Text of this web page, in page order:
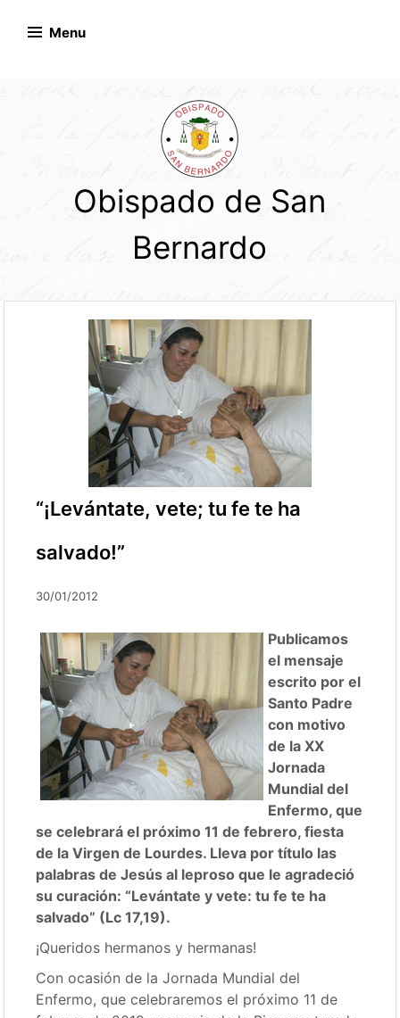
Menu
Obispado de San
Bernardo
“¡Levántate, vete; tu fe te ha
salvado!”
30/01/2012
Publicamos
el mensaje
escrito por el
Santo Padre
con motivo
de la XX
Jornada
Mundial del
Enfermo, que
se celebrará el próximo 11 de febrero, fiesta
de la Virgen de Lourdes. Lleva por título las
palabras de Jesús al leproso que le agradeció
su curación: “Levántate y vete: tu fe te ha
salvado” (Lc 17,19).
¡Queridos hermanos y hermanas!
Con ocasión de la Jornada Mundial del
Enfermo, que celebraremos el próximo 11 de